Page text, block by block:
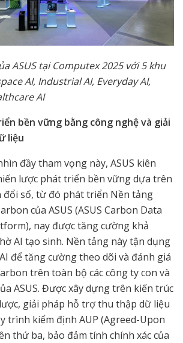
ASUS tại Computex 2025 với 5 khu
AI, Industrial AI, Everyday AI,
AI
bền vững bằng công nghệ và giải
liệu
đầy tham vọng này, ASUS kiên
lược phát triển bền vững dựa trên
đổi số, từ đó phát triển Nền tảng
của ASUS (ASUS Carbon Data
nay được tăng cường khả
AI tạo sinh. Nền tảng này tận dụng
để tăng cường theo dõi và đánh giá
trên toàn bộ các công ty con và
ASUS. Được xây dựng trên kiến trúc
giải pháp hỗ trợ thu thập dữ liệu
trình kiểm định AUP (Agreed-Upon
thứ ba, bảo đảm tính chính xác của